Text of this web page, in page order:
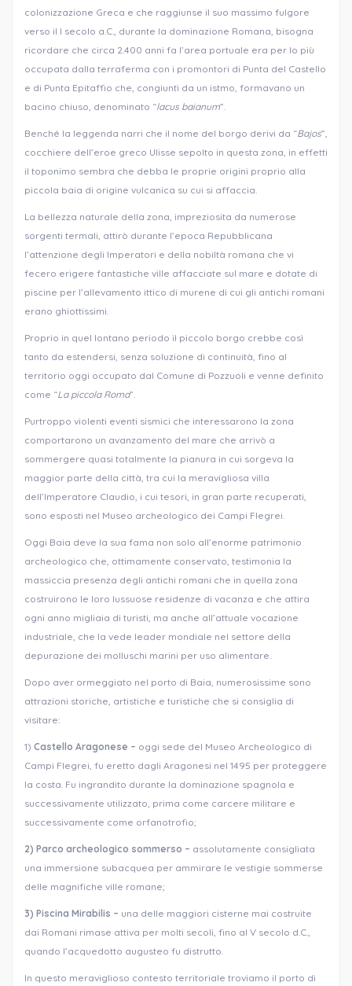
colonizzazione Greca e che raggiunse il suo massimo fulgore
verso il I secolo a.C., durante la dominazione Romana, bisogna
ricordare che circa 2.400 anni fa l’area portuale era per lo più
occupata dalla terraferma con i promontori di Punta del Castello
e di Punta Epitaffio che, congiunti da un istmo, formavano un
bacino chiuso, denominato “lacus baianum”.
Benché la leggenda narri che il nome del borgo derivi da “Bajos”,
cocchiere dell’eroe greco Ulisse sepolto in questa zona, in effetti
il toponimo sembra che debba le proprie origini proprio alla
piccola baia di origine vulcanica su cui si affaccia.
La bellezza naturale della zona, impreziosita da numerose
sorgenti termali, attirò durante l’epoca Repubblicana
l’attenzione degli Imperatori e della nobiltà romana che vi
fecero erigere fantastiche ville affacciate sul mare e dotate di
piscine per l’allevamento ittico di murene di cui gli antichi romani
erano ghiottissimi.
Proprio in quel lontano periodo il piccolo borgo crebbe così
tanto da estendersi, senza soluzione di continuità, fino al
territorio oggi occupato dal Comune di Pozzuoli e venne definito
come “La piccola Roma”.
Purtroppo violenti eventi sismici che interessarono la zona
comportarono un avanzamento del mare che arrivò a
sommergere quasi totalmente la pianura in cui sorgeva la
maggior parte della città, tra cui la meravigliosa villa
dell’Imperatore Claudio, i cui tesori, in gran parte recuperati,
sono esposti nel Museo archeologico dei Campi Flegrei.
Oggi Baia deve la sua fama non solo all’enorme patrimonio
archeologico che, ottimamente conservato, testimonia la
massiccia presenza degli antichi romani che in quella zona
costruirono le loro lussuose residenze di vacanza e che attira
ogni anno migliaia di turisti, ma anche all’attuale vocazione
industriale, che la vede leader mondiale nel settore della
depurazione dei molluschi marini per uso alimentare.
Dopo aver ormeggiato nel porto di Baia, numerosissime sono
attrazioni storiche, artistiche e turistiche che si consiglia di
visitare:
1) Castello Aragonese – oggi sede del Museo Archeologico di
Campi Flegrei, fu eretto dagli Aragonesi nel 1495 per proteggere
la costa. Fu ingrandito durante la dominazione spagnola e
successivamente utilizzato, prima come carcere militare e
successivamente come orfanotrofio;
2) Parco archeologico sommerso – assolutamente consigliata
una immersione subacquea per ammirare le vestigie sommerse
delle magnifiche ville romane;
3) Piscina Mirabilis – una delle maggiori cisterne mai costruite
dai Romani rimase attiva per molti secoli, fino al V secolo d.C.,
quando l’acquedotto augusteo fu distrutto.
In questo meraviglioso contesto territoriale troviamo il porto di